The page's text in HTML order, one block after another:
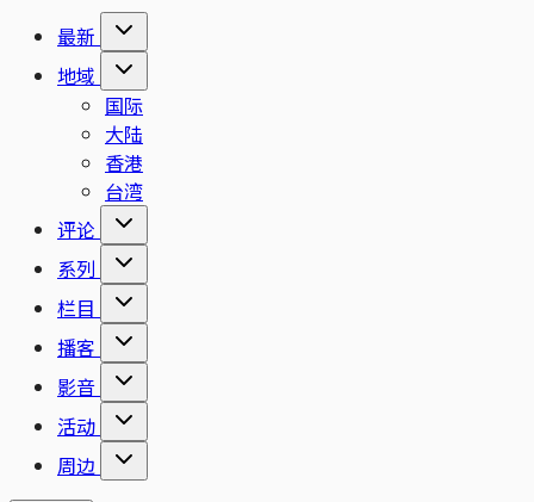
最新
地域
国际
大陆
香港
台湾
评论
系列
栏目
播客
影音
活动
周边